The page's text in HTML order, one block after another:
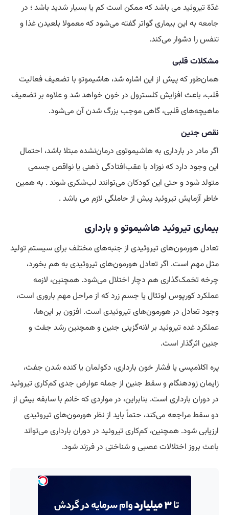
غدّة تیروئید می باشد که ممکن است کم یا بسیار شدید باشد ؛ در
جامعه به این بیماری گواتر گفته می‌شود که معمولا بلعیدن غذا و
تنفس را دشوار می‌کند.
مشکلات قلبی
همان‌طور که پیش از این اشاره شد، هاشیموتو با تضعیف فعالیت
قلب، باعث افزایش کلسترول در خون خواهد شد و علاوه بر تضعیف
ماهیچه‌های قلبی، گاهی موجب بزرگ شدن آن می‌شود.
نقص جنین
اگر مادر در بارداری به هاشیموتوی درمان‌نشده مبتلا باشد، احتمال
این وجود دارد که نوزاد با عقب‌افتادگی ذهنی یا نواقص جسمی
متولد شود و حتی این کودکان می‌توانند لب‌شکری شوند . به همین
خاطر آزمایش تیروئید پیش از حاملگی لازم می باشد .
بیماری تیروئید هاشیموتو و بارداری
تعادل هورمون‌های تیروئیدی از جنبه‌های مختلف برای سیستم تولید
مثل مهم است. اگر تعادل هورمون‌های تیروئیدی به هم بخورد،
چرخه تخمک‌گذاری هم دچار اختلال می‌شود. همچنین، لازمه
عملکرد کورپوس لوتئال یا جسم زرد که از مراحل مهم باروری است،
وجود تعادل در هورمون‌های تیروئیدی است. افزون بر این‌ها،
عملکرد غده تیروئید بر لانه‌گزینی جنین و همچنین رشد جفت و
جنین اثرگذار است.
پره اکلامپسی یا فشار خون بارداری، دکولمان یا کنده شدن جفت،
زایمان زودهنگام و سقط جنین از جمله عوارض جدی کم‌کاری تیروئید
در دوران بارداری است. بنابراین، در مواردی که خانم با سابقه بیش از
دو سقط مراجعه می‌کند، حتماً باید از نظر هورمون‌های تیروئیدی
ارزیابی شود. همچنین، کم‌کاری تیروئید در دوران بارداری می‌تواند
باعث بروز اختلالات عصبی و شناختی در فرزند شود.